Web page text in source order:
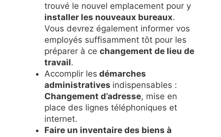
trouvé le nouvel emplacement pour y
installer les nouveaux bureaux.
Vous devrez également informer vos
employés suffisamment tôt pour les
préparer à ce changement de lieu de
travail.
Accomplir les démarches
administratives indispensables :
Changement d’adresse, mise en
place des lignes téléphoniques et
internet.
Faire un inventaire des biens à